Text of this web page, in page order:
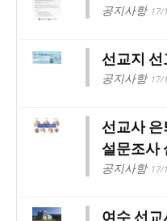
공지사항 17/
선교지
공지사항 17/
선교사
설문조사
공지사항 17/
여수 선